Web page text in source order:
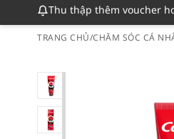
Thu thập thêm voucher
TRANG CHỦ/CHĂM SÓC CÁ